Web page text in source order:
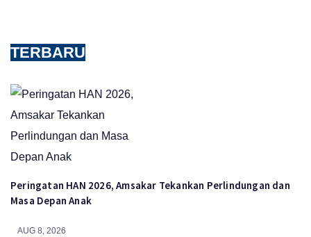
TERBARU
Peringatan HAN 2026, Amsakar Tekankan Perlindungan dan
Masa Depan Anak
AUG 8, 2026